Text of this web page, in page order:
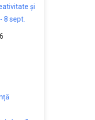
și
8 sept.